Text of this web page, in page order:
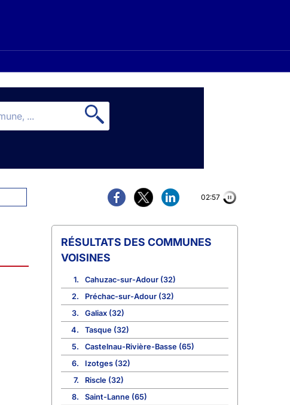
02:56
COMMUNES
VOISINES
1.
Cahuzac-sur-Adour (32)
2.
Préchac-sur-Adour (32)
3.
Galiax (32)
4.
Tasque (32)
5.
Castelnau-Rivière-Basse (65)
6.
Izotges (32)
7.
Riscle (32)
8.
Saint-Lanne (65)